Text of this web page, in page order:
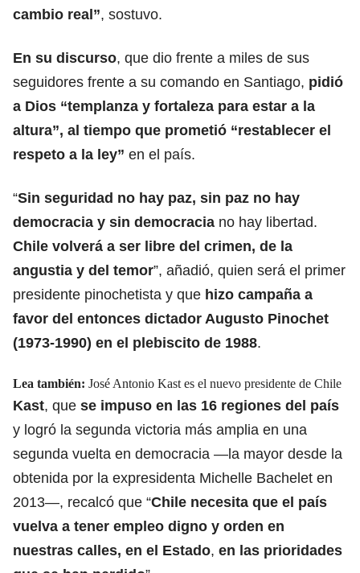
cambio real”, sostuvo.
En su discurso, que dio frente a miles de sus
seguidores frente a su comando en Santiago, pidió
a Dios “templanza y fortaleza para estar a la
altura”, al tiempo que prometió “restablecer el
respeto a la ley” en el país.
“Sin seguridad no hay paz, sin paz no hay
democracia y sin democracia no hay libertad.
Chile volverá a ser libre del crimen, de la
angustia y del temor”, añadió, quien será el primer
presidente pinochetista y que hizo campaña a
favor del entonces dictador Augusto Pinochet
(1973-1990) en el plebiscito de 1988.
Lea también: José Antonio Kast es el nuevo presidente de Chile
Kast, que se impuso en las 16 regiones del país
y logró la segunda victoria más amplia en una
segunda vuelta en democracia —la mayor desde la
obtenida por la expresidenta Michelle Bachelet en
2013—, recalcó que “Chile necesita que el país
vuelva a tener empleo digno y orden en
nuestras calles, en el Estado, en las prioridades